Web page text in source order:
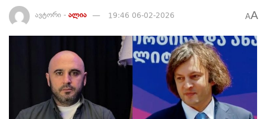
ავტორი - ალია 19:46 06-02-2026 AA